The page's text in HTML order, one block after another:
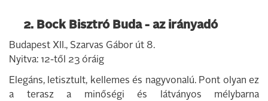
2. Bock Bisztró Buda - az irányadó
Budapest XII., Szarvas Gábor út 8.
Nyitva: 12-től 23 óráig
Elegáns, letisztult, kellemes és nagyvonalú. Pont olyan ez
a terasz a minőségi és látványos mélybarna